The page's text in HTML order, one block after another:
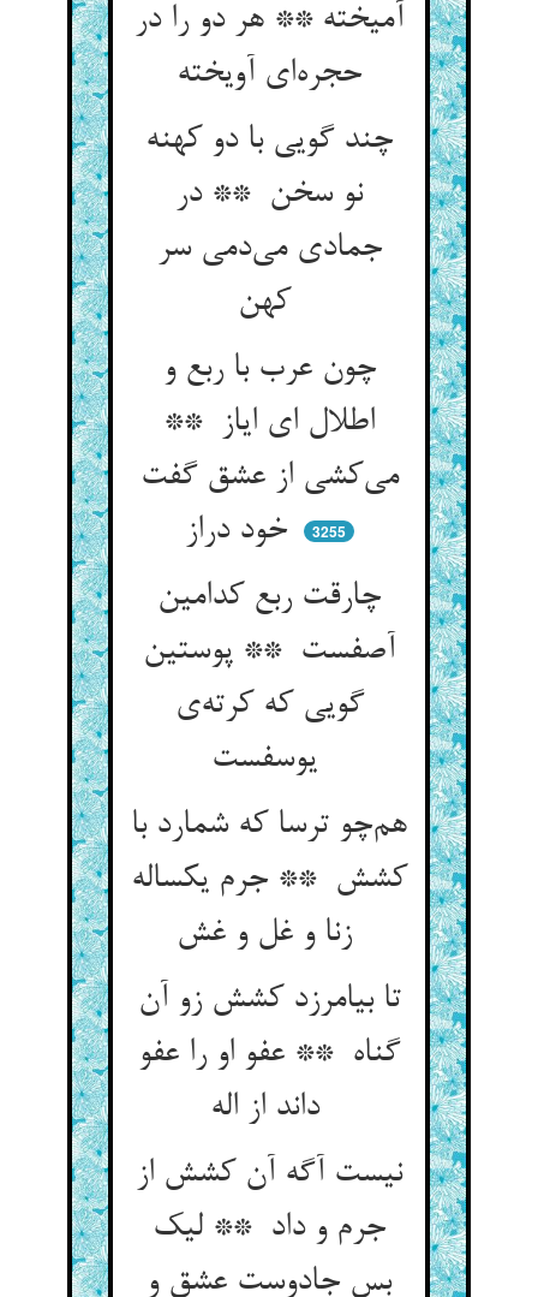
آمیخته ** هر دو را در
حجره‌ای آویخته
چند گویی با دو کهنه
نو سخن ** در
جمادی می‌دمی سر
چون عرب با ربع و
اطلال ای ایاز **
می‌کشی از عشق گفت
خود دراز
3255
چارقت ربع کدامین
آصفست ** پوستین
گویی که کرته‌ی
هم‌چو ترسا که شمارد با
کشش ** جرم یکساله
تا بیامرزد کشش زو آن
گناه ** عفو او را عفو
داند از اله
نیست آگه آن کشش از
جرم و داد ** لیک
بس جادوست عشق و